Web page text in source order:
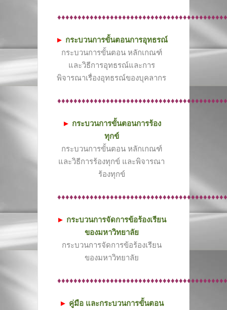
► กระบวนการขั้นตอนการอุทธรณ์
กระบวนการขั้นตอน หลักเกณฑ์
และวิธีการอุทธรณ์และการ
พิจารณาเรื่องอุทธรณ์ของบุคลากร
► กระบวนการขั้นตอนการร้อง
ทุกข์
กระบวนการขั้นตอน หลักเกณฑ์
และวิธีการร้องทุกข์ และพิจารณา
ร้องทุกข์
► กระบวนการจัดการข้อร้องเรียน
ของมหาวิทยาลัย
กระบวนการจัดการข้อร้องเรียน
ของมหาวิทยาลัย
► คู่มือ และกระบวนการขั้นตอน